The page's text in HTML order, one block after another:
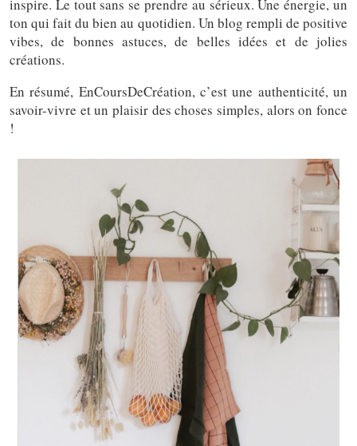
inspire. Le tout sans se prendre au sérieux. Une énergie, un
ton qui fait du bien au quotidien. Un blog rempli de positive
vibes, de bonnes astuces, de belles idées et de jolies
créations.
En résumé, EnCoursDeCréation, c’est une authenticité, un
savoir-vivre et un plaisir des choses simples, alors on fonce
!